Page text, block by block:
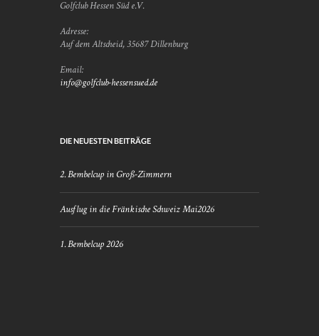
Golfclub Hessen Süd e.V.
Adresse:
Auf dem Altscheid, 35687 Dillenburg
Email:
info@golfclub-hessensued.de
DIE NEUESTEN BEITRÄGE
2. Bembelcup in Groß-Zimmern
Ausflug in die Fränkische Schweiz Mai2026
1. Bembelcup 2026